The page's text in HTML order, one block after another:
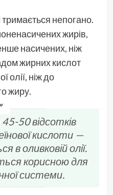
непогано.
жирів,
насичених, ніж
жирних кислот
олії, ніж до
жиру.
50 відсотків
кислоти —
в оливковій олії.
корисною для
системи.